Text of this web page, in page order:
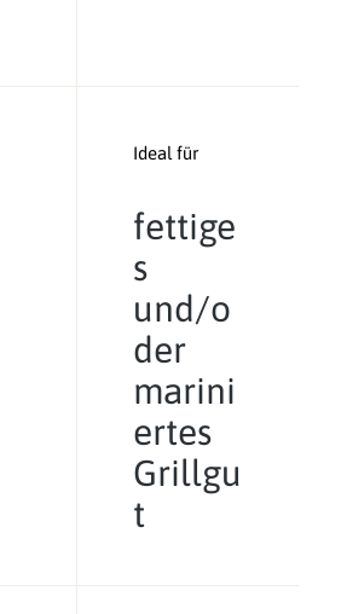
Ideal für
fettige
s
und/o
der
marini
ertes
Grillgu
t